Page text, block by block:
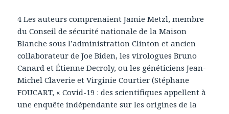
4 Les auteurs comprenaient Jamie Metzl, membre
du Conseil de sécurité nationale de la Maison
Blanche sous l’administration Clinton et ancien
collaborateur de Joe Biden, les virologues Bruno
Canard et Étienne Decroly, ou les généticiens Jean-
Michel Claverie et Virginie Courtier (Stéphane
FOUCART, « Covid-19 : des scientifiques appellent à
une enquête indépendante sur les origines de la